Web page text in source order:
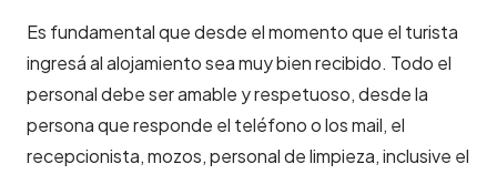
Es fundamental que desde el momento que el turista
ingresá al alojamiento sea muy bien recibido. Todo el
personal debe ser amable y respetuoso, desde la
persona que responde el teléfono o los mail, el
recepcionista, mozos, personal de limpieza, inclusive el